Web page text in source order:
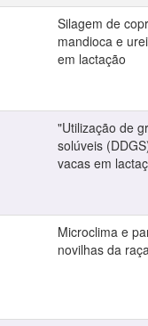
Silagem de
mandioca e
em lactação
"Utilização de
solúveis
vacas em
Microclima e
novilhas da